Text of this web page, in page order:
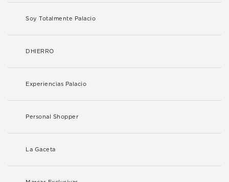
Soy Totalmente Palacio
DHIERRO
Experiencias Palacio
Personal Shopper
La Gaceta